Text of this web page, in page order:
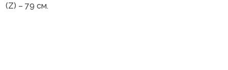
(Z) – 79 см.